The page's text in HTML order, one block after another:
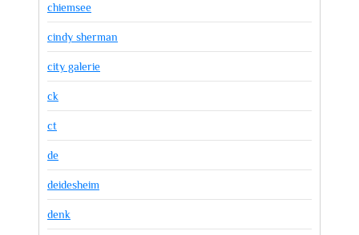
chiemsee
cindy sherman
city galerie
ck
ct
de
deidesheim
denk